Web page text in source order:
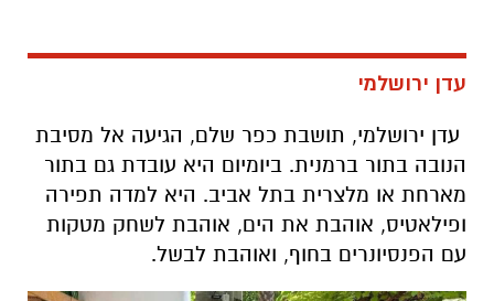
עדן ירושלמי
עדן ירושלמי, תושבת כפר שלם, הגיעה אל מסיבת
הנובה בתור ברמנית. ביומיום היא עובדת גם בתור
מארחת או מלצרית בתל אביב. היא למדה תפירה
ופילאטיס, אוהבת את הים, אוהבת לשחק מטקות
עם הפנסיונרים בחוף, ואוהבת לבשל.